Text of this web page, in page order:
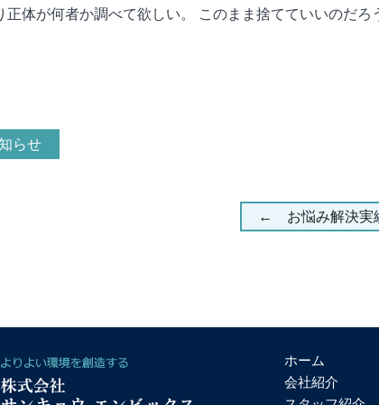
正体が何者か調べて欲しい。 このまま捨てていいのだろ
らせ
← お悩み解決実
ホーム
会社紹介